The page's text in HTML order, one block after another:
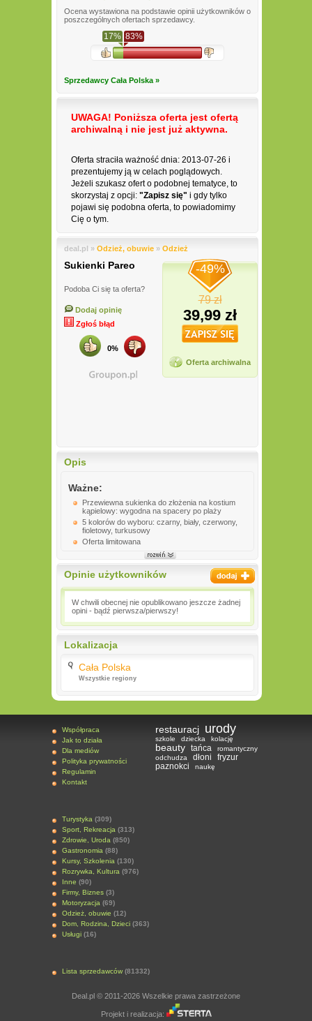
Ocena wystawiona na podstawie opinii użytkowników o
poszczególnych ofertach sprzedawcy.
17% 83%
Sprzedawcy Cała Polska »
UWAGA! Poniższa oferta jest ofertą
archiwalną i nie jest już aktywna.
Oferta straciła ważność dnia: 2013-07-26 i
prezentujemy ją w celach poglądowych.
Jeżeli szukasz ofert o podobnej tematyce, to
skorzystaj z opcji: "Zapisz się" i gdy tylko
pojawi się podobna oferta, to powiadomimy
Cię o tym.
deal.pl » Odzież, obuwie » Odzież
Sukienki Pareo
Podoba Ci się ta oferta?
Dodaj opinię
Zgłoś błąd
0%
-49%
79 zł
39,99 zł
Oferta archiwalna
Opis
Ważne:
Przewiewna sukienka do złożenia na kostium
kąpielowy: wygodna na spacery po plaży
5 kolorów do wyboru: czarny, biały, czerwony,
fioletowy, turkusowy
Oferta limitowana
Opinie użytkowników
W chwili obecnej nie opublikowano jeszcze żadnej
opini - bądź pierwsza/pierwszy!
Lokalizacja
Cała Polska
Wszystkie regiony
Współpraca
Jak to działa
Dla mediów
Polityka prywatności
Regulamin
Kontakt
Turystyka (309)
Sport, Rekreacja (313)
Zdrowie, Uroda (850)
Gastronomia (88)
Kursy, Szkolenia (130)
Rozrywka, Kultura (976)
Inne (90)
Firmy, Biznes (3)
Motoryzacja (69)
Odzież, obuwie (12)
Dom, Rodzina, Dzieci (363)
Usługi (16)
Lista sprzedawców (81332)
restauracj urody
szkole dziecka kolację
beauty tańca
romantyczny
odchudza
dłoni
fryzur
paznokci
naukę
Deal.pl © 2011-2026 Wszelkie prawa zastrzeżone
Projekt i realizacja: